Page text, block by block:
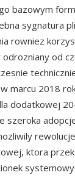
bazowym
sygnatura
rowniez
od
marcu 2018
dodatkowej
szeroka
ktora